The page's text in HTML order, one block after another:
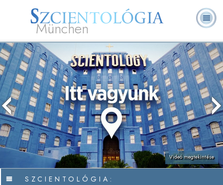
München
L. Ron Hubbard Mi a Szcientológia? Önkéntes lelkészek GYIK Könyvek
Videó megtekintése
SZCIENTOLÓGIA: